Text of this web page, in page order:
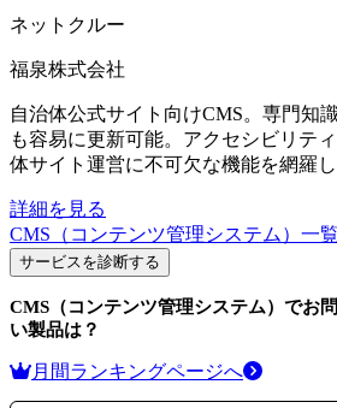
ネットクルー
福泉株式会社
自治体公式サイト向けCMS。専門知
も容易に更新可能。アクセシビリテ
体サイト運営に不可欠な機能を網羅し
詳細を見る
CMS（コンテンツ管理システム） 一
サービスを診断する
CMS（コンテンツ管理システム） でお
い製品は？
月間ランキングページへ